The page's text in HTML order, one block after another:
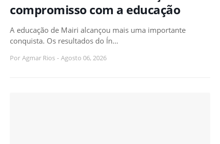
compromisso com a educação
A educação de Mairi alcançou mais uma importante
conquista. Os resultados do Ín…
Por Agmar Rios - Agosto 06, 2026